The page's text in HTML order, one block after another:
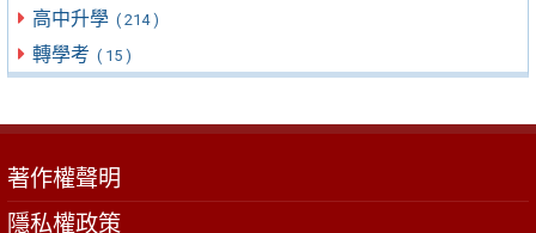
高中升學 ( 214 )
轉學考 ( 15 )
著作權聲明
隱私權政策